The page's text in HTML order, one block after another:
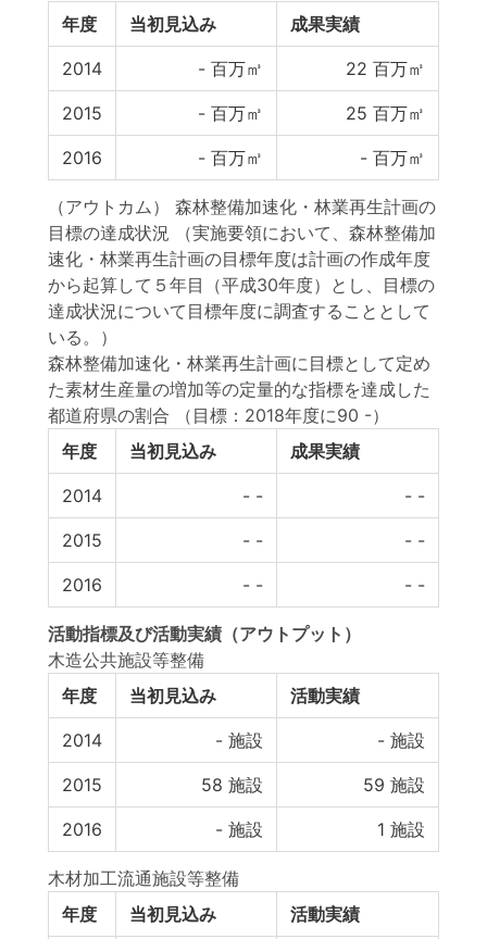
年度
当初見込み 成果実績
2014 - 百万㎥ 22 百万㎥
2015 - 百万㎥ 25 百万㎥
2016 - 百万㎥ - 百万㎥
（アウトカム） 森林整備加速化・林業再生計画の
目標の達成状況 （実施要領において、森林整備加
速化・林業再生計画の目標年度は計画の作成年度
から起算して５年目（平成30年度）とし、目標の
達成状況について目標年度に調査することとして
いる。）
森林整備加速化・林業再生計画に目標として定め
た素材生産量の増加等の定量的な指標を達成した
都道府県の割合
（目標：2018年度に90 -）
年度
当初見込み 成果実績
2014 - - - -
2015 - - - -
2016 - - - -
活動指標及び活動実績 （アウトプット）
木造公共施設等整備
年度
当初見込み 活動実績
2014 - 施設 - 施設
2015 58 施設 59 施設
2016 - 施設 1 施設
木材加工流通施設等整備
年度
当初見込み 活動実績